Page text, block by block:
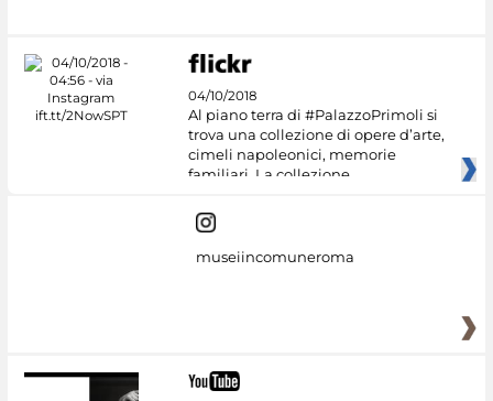
04/10/2018
Al piano terra di #PalazzoPrimoli si
trova una collezione di opere d’arte,
cimeli napoleonici, memorie
familiari. La collezione
museiincomuneroma